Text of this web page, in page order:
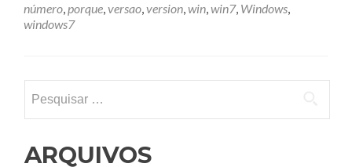
número,porque,versao,version,win,win7, Windows,
windows7
por:
ARQUIVOS